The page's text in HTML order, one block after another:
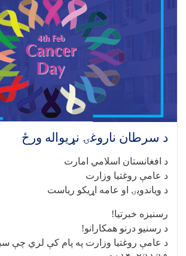
د سرطان ناروغۍ نړیواله ورځ
د افغانستان اسلامي امارت
د عامې روغتیا وزارت
د ویاندویۍ او عامه اړیکو ریاست
رسنیزه خبرتیا!
د رسنیو درنو همکارانو!
د عامې روغتیا وزارت په پام کې لري چې